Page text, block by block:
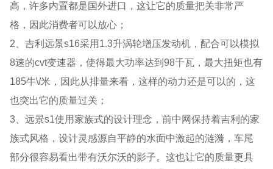
高，许多内置都是国外进口，这让它的质量把关非常严
格，因此消费者可以放心；
2、吉利远景s16采用1.3升涡轮增压发动机，配合可以模拟
8速的cvt变速器，使得最大功率达到98千瓦，最大扭矩也有
185牛\/米，因此从排量来看，这样的动力还是可以的，这
也突出它的质量过关；
3、远景s1使用家族式的设计理念，前中网保持着吉利的家
族式风格，设计灵感源自平静的水面中激起的涟漪，车尾
部分很容易看出带有沃尔沃的影子。这也让它的质量更具